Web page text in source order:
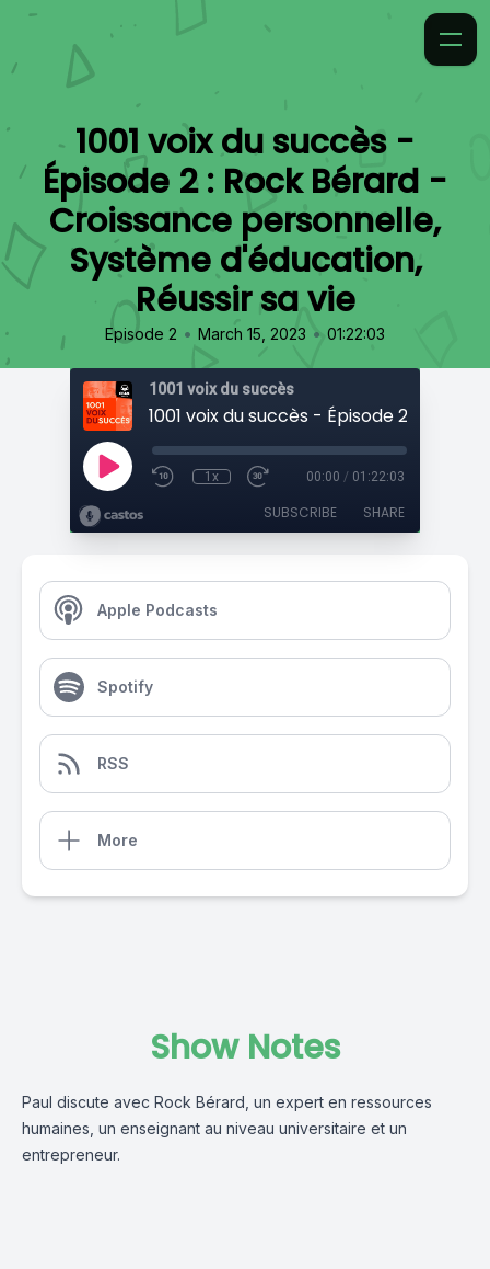
1001 voix du succès -
Épisode 2 : Rock Bérard -
Croissance personnelle,
Système d'éducation,
Réussir sa vie
Episode 2 • March 15, 2023 • 01:22:03
1001 voix du succès
1x 00:00 / 01:22:03
SUBSCRIBE SHARE
Apple Podcasts
Spotify
RSS
More
Show Notes
Paul discute avec Rock Bérard, un expert en ressources
humaines, un enseignant au niveau universitaire et un
entrepreneur.